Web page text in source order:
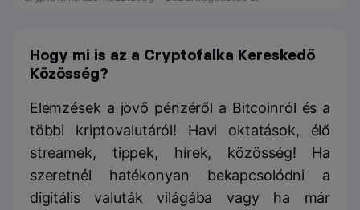
Hogy mi is az a Cryptofalka Kereskedő
Közösség?
Elemzések a jövő pénzéről a Bitcoinról és a
többi kriptovalutáról! Havi oktatások, élő
streamek, tippek, hírek, közösség! Ha
szeretnél hatékonyan bekapcsolódni a
digitális valuták világába vagy ha már